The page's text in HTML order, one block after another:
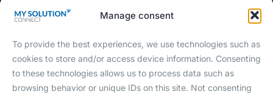
Manage consent
To provide the best experiences, we use technologies such as
cookies to store and/or access device information. Consenting
to these technologies allows us to process data such as
browsing behavior or unique IDs on this site. Not consenting